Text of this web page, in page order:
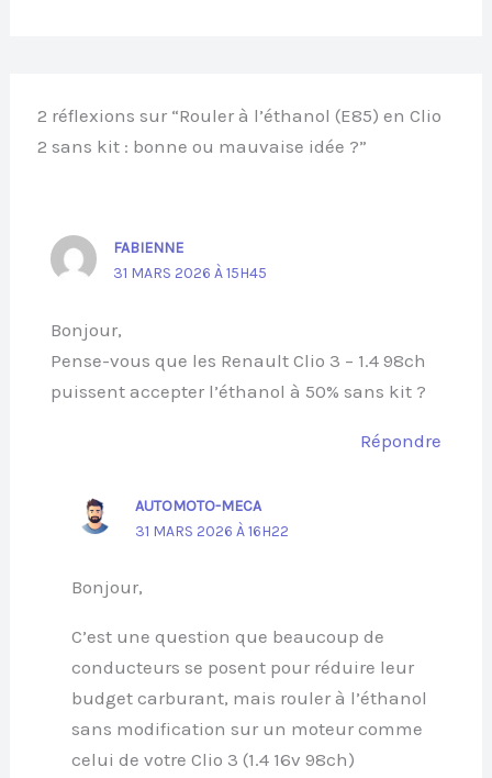
2 réflexions sur “Rouler à l’éthanol (E85) en Clio
2 sans kit : bonne ou mauvaise idée ?”
FABIENNE
31 MARS 2026 À 15H45
Bonjour,
Pense-vous que les Renault Clio 3 – 1.4 98ch
puissent accepter l’éthanol à 50% sans kit ?
Répondre
AUTOMOTO-MECA
31 MARS 2026 À 16H22
Bonjour,
C’est une question que beaucoup de
conducteurs se posent pour réduire leur
budget carburant, mais rouler à l’éthanol
sans modification sur un moteur comme
celui de votre Clio 3 (1.4 16v 98ch)